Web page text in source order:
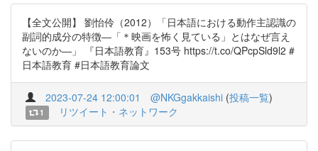
【全文公開】 劉怡伶（2012）「日本語における動作主認識の
副詞的成分の特徴―「＊映画を怖く見ている」とはなぜ言え
ないのか―」 『日本語教育』153号 https://t.co/QPcpSld9l2 #
日本語教育 #日本語教育論文
2023-07-24 12:00:01 @NKGgakkaishi (投稿一覧)
1 リツイート・ネットワーク